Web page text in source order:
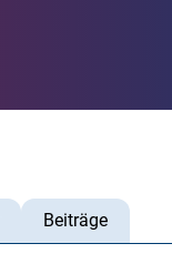
Beiträge